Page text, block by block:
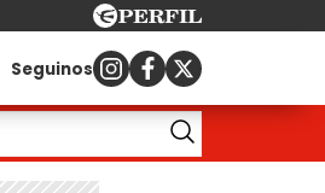
Seguinos